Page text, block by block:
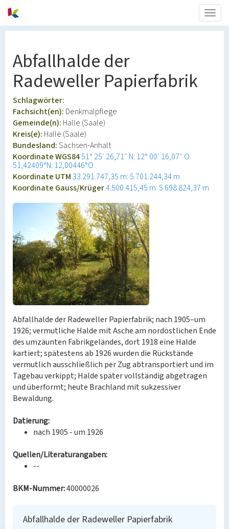
Abfallhalde der
Radeweller Papierfabrik
Schlagwörter:
Fachsicht(en): Denkmalpflege
Gemeinde(n): Halle (Saale)
Kreis(e): Halle (Saale)
Bundesland:Sachsen-Anhalt
Koordinate WGS8451° 25′ 26,71″ N: 12° 00′ 16,07″ O
51,42409°N: 12,00446°O
Koordinate UTM 33.291.747,35 m: 5.701.244,34 m
Koordinate Gauss/Krüger4.500.415,45 m: 5.698.824,37 m
Abfallhalde der Radeweller Papierfabrik; nach 1905–um
1926; vermutliche Halde mit Asche am nordöstlichen Ende
des umzäunten Fabrikgeländes, dort 1918 eine Halde
kartiert; spätestens ab 1926 wurden die Rückstände
vermutlich ausschließlich per Zug abtransportiert und im
Tagebau verkippt; Halde später vollständig abgetragen
und überformt; heute Brachland mit sukzessiver
Bewaldung.
Datierung:
nach 1905 - um 1926
Quellen/Literaturangaben:
--
BKM-Nummer:40000026
Abfallhalde der Radeweller Papierfabrik